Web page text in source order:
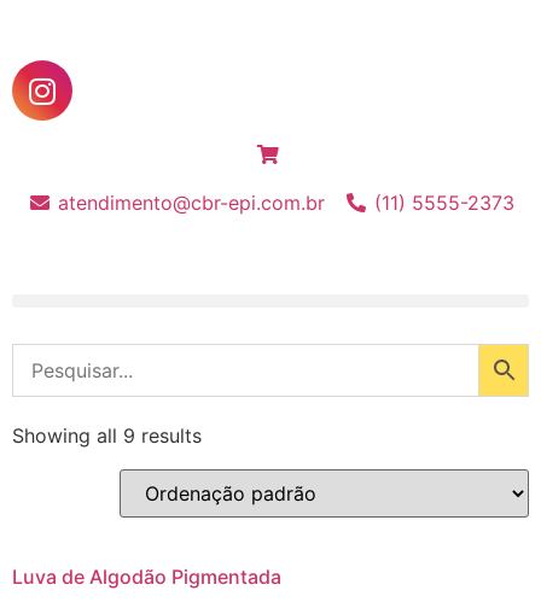
atendimento@cbr-epi.com.br (11) 5555-2373
Showing all 9 results
Luva de Algodão Pigmentada